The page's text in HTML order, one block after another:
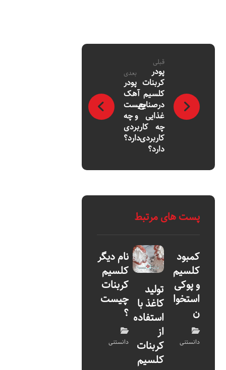
قبلی
پودر
کربنات
کلسیم
درصنایع
غذایی
چه
کاربردی
دارد؟
بعدی
پودر
آهک
چیست
و چه
کاربردی
دارد؟
پست های مرتبط
کمبود
کلسیم
و پوکی
استخوا
ن
دانستنی
تولید
کاغذ با
استفاده
از
کربنات
کلسیم
نام دیگر
کلسیم
کربنات
چیست
؟
دانستنی